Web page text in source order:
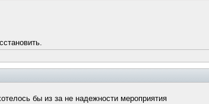
бы из за не надежности мероприятия